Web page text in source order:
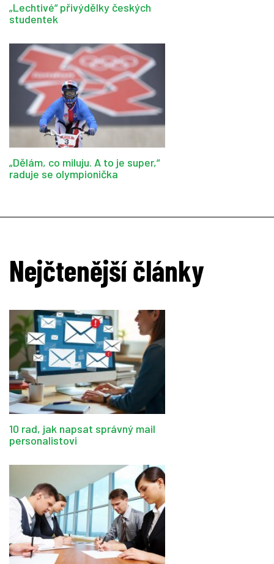
„Lechtivé“ přivýdělky českých
studentek
„Dělám, co miluju. A to je super,“
raduje se olympionička
Nejčtenější články
10 rad, jak napsat správný mail
personalistovi